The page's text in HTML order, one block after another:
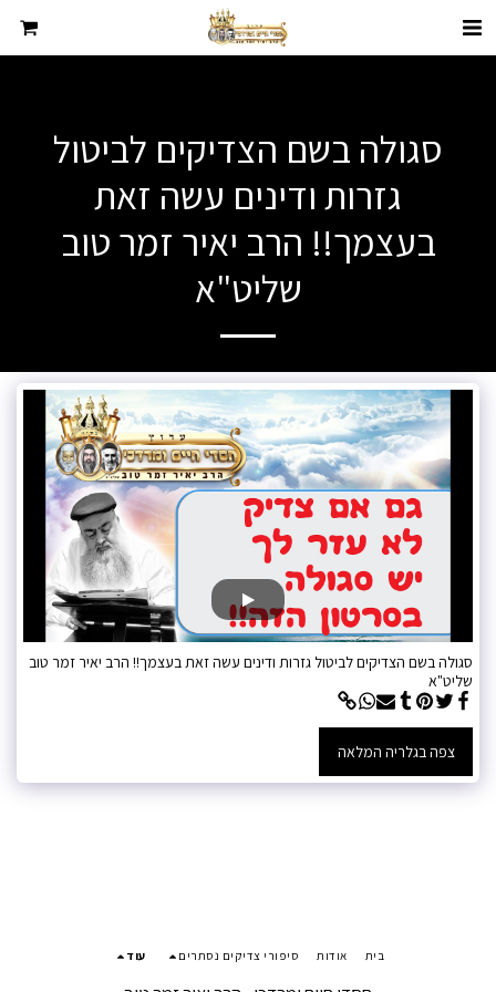
סגולה בשם הצדיקים לביטול
גזרות ודינים עשה זאת
בעצמך!! הרב יאיר זמר טוב
שליט"א
סגולה בשם הצדיקים לביטול גזרות ודינים עשה זאת בעצמך!! הרב יאיר זמר טוב
שליט"א
צפה בגלריה המלאה
בית אודות סיפורי צדיקים נסתרים עוד